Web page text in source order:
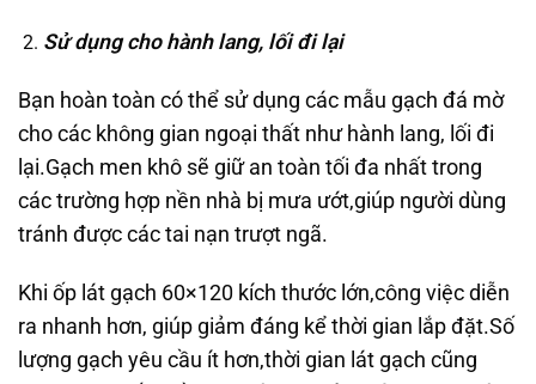
Sử dụng cho hành lang, lối đi lại
Bạn hoàn toàn có thể sử dụng các mẫu gạch đá mờ
cho các không gian ngoại thất như hành lang, lối đi
lại.Gạch men khô sẽ giữ an toàn tối đa nhất trong
các trường hợp nền nhà bị mưa ướt,giúp người dùng
tránh được các tai nạn trượt ngã.
Khi ốp lát gạch 60×120 kích thước lớn,công việc diễn
ra nhanh hơn, giúp giảm đáng kể thời gian lắp đặt.Số
lượng gạch yêu cầu ít hơn,thời gian lát gạch cũng